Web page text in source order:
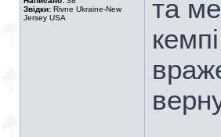
Звідки: Rivne Ukraine-New
Jersey USA
та